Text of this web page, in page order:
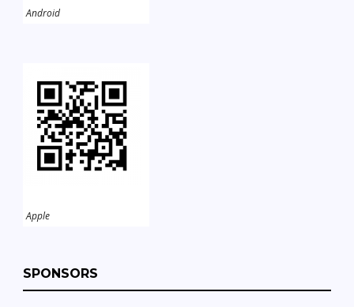
Android
Apple
SPONSORS